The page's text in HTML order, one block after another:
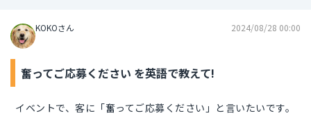
KOKOさん 2024/08/28 00:00
奮ってご応募ください を英語で教えて!
イベントで、客に「奮ってご応募ください」と言いたいです。